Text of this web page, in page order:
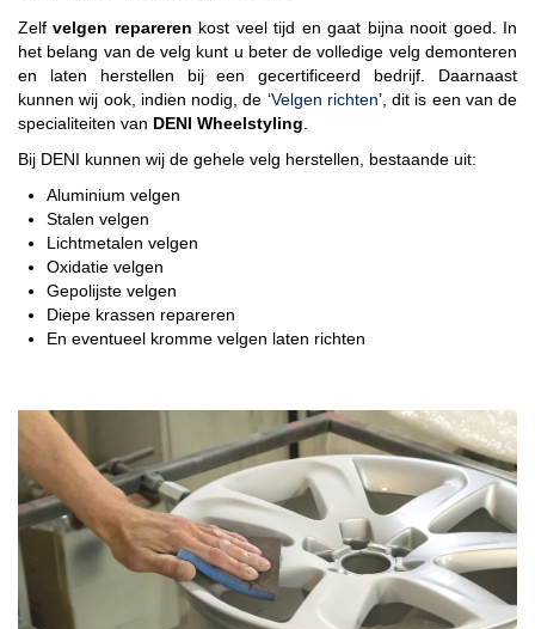
Zelfvelgen repareren kost veel tijd en gaat bijna nooit goed. In
het belang van de velg kunt u beter de volledige velg demonteren
en laten herstellen bij een gecertificeerd bedrijf. Daarnaast
kunnen wij ook, indien nodig, de ‘Velgen richten’, dit is een van de
specialiteiten van DENI Wheelstyling
Bij DENI kunnen wij de gehele velg herstellen, bestaande uit:
Aluminium velgen
Stalen velgen
Lichtmetalen velgen
Oxidatie velgen
Gepolijste velgen
Diepe krassen repareren
En eventueel kromme velgen laten richten